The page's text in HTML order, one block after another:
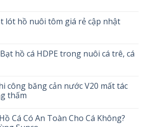
lót hồ nuôi tôm giá rẻ cập nhật
hồ cá HDPE trong nuôi cá trê, cá
công băng cản nước V20 mất tác
thấm
Cá Có An Toàn Cho Cá Không?